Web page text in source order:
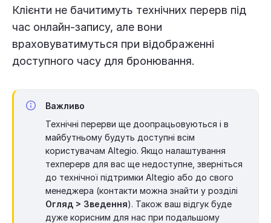
Клієнти не бачитимуть технічних перерв під
час онлайн-запису, але вони
враховуватимуться при відображенні
доступного часу для бронювання.
Важливо
Технічні перерви ще доопрацьовуються і в
майбутньому будуть доступні всім
користувачам Altegio. Якщо налаштування
техперерв для вас ще недоступне, зверніться
до технічної підтримки Altegio або до свого
менеджера (контакти можна знайти у розділі
Огляд > Зведення). Також ваш відгук буде
дуже корисним для нас при подальшому